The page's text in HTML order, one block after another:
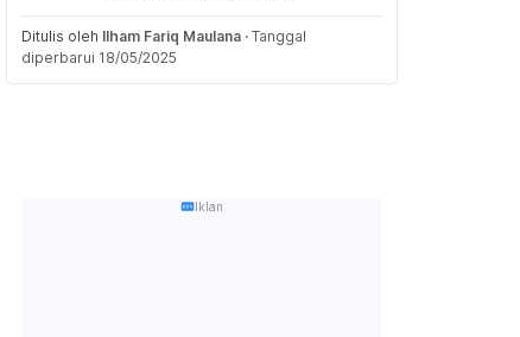
Ditulis oleh Ilham Fariq Maulana · Tanggal
diperbarui 18/05/2025
Iklan